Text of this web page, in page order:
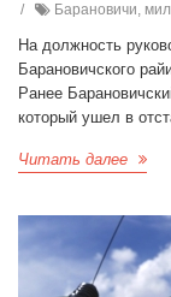
Барановичи,
На должность
Барановичского
Ранее
который ушел в
Читать далее